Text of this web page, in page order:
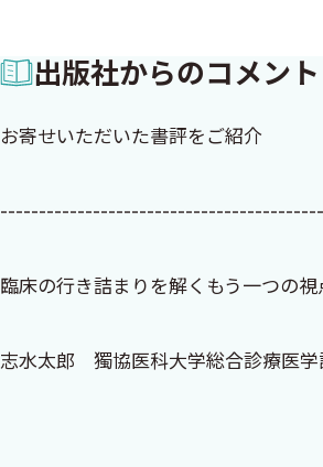
出版社からのコメント
お寄せいただいた書評をご紹介
臨床の行き詰まりを解くもう一つの視
志水太郎 獨協医科大学総合診療医